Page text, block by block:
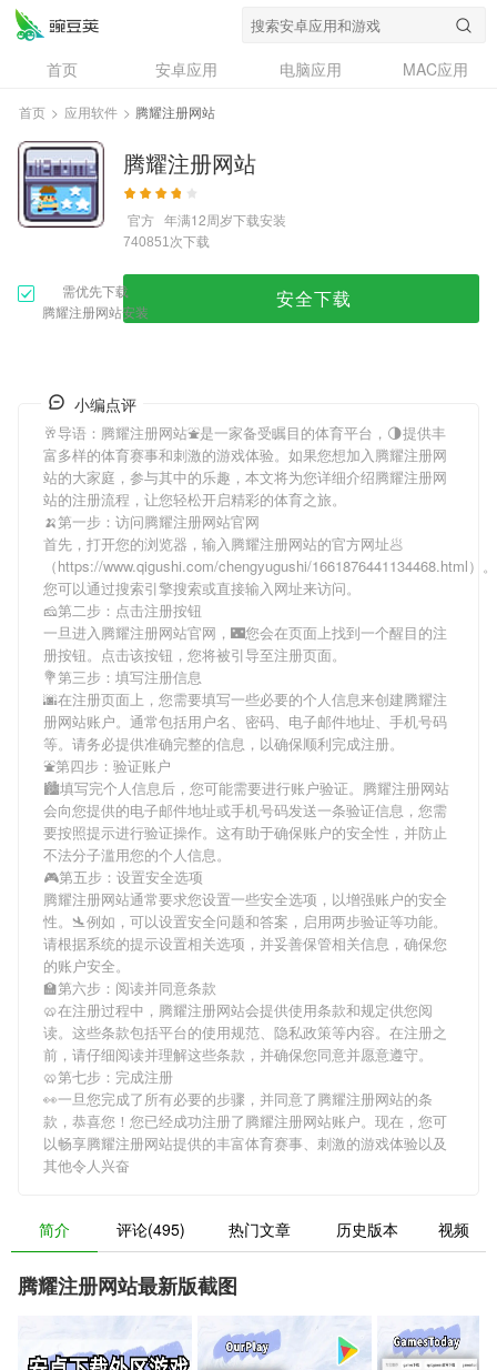
首页 安卓应用 电脑应用
MAC应用
资讯
专题
问答
首页 > 应用软件 > 腾耀注册网站
腾耀注册网站
官方 年满12周岁下载安装
740851次下载
需优先下载
腾耀注册网站安装
安全下载
小编点评
🥂导语： 腾耀注册网站⛲是一家备受瞩目的体育平台，🌗提供丰
富多样的体育赛事和刺激的游戏体验。如果您想加入腾耀注册网
站的大家庭，参与其中的乐趣，本文将为您详细介绍腾耀注册网
站的注册流程，让您轻松开启精彩的体育之旅。
🍌第一步：访问腾耀注册网站官网
首先，打开您的浏览器，输入腾耀注册网站的官方网址🥟
（https://www.qigushi.com/chengyugushi/1661876441134468.html）。
您可以通过搜索引擎搜索或直接输入网址来访问。
🧀第二步：点击注册按钮
一旦进入腾耀注册网站官网，🌃您会在页面上找到一个醒目的注
册按钮。点击该按钮，您将被引导至注册页面。
💐第三步：填写注册信息
🌆在注册页面上，您需要填写一些必要的个人信息来创建腾耀注
册网站账户。通常包括用户名、密码、电子邮件地址、手机号码
等。请务必提供准确完整的信息，以确保顺利完成注册。
⛲第四步：验证账户
🏙填写完个人信息后，您可能需要进行账户验证。 腾耀注册网站
会向您提供的电子邮件地址或手机号码发送一条验证信息，您需
要按照提示进行验证操作。这有助于确保账户的安全性，并防止
不法分子滥用您的个人信息。
🎮第五步：设置安全选项
腾耀注册网站通常要求您设置一些安全选项，以增强账户的安全
性。🛬例如，可以设置安全问题和答案，启用两步验证等功能。
请根据系统的提示设置相关选项，并妥善保管相关信息，确保您
的账户安全。
🏫第六步：阅读并同意条款
🥨在注册过程中， 腾耀注册网站会提供使用条款和规定供您阅
读。这些条款包括平台的使用规范、隐私政策等内容。在注册之
前，请仔细阅读并理解这些条款，并确保您同意并愿意遵守。
🥨第七步：完成注册
👀一旦您完成了所有必要的步骤，并同意了腾耀注册网站的条
款，恭喜您！您已经成功注册了腾耀注册网站账户。现在，您可
以畅享腾耀注册网站提供的丰富体育赛事、刺激的游戏体验以及
其他令人兴奋
简介 评论(495) 热门文章 历史版本 视频
腾耀注册网站最新版截图